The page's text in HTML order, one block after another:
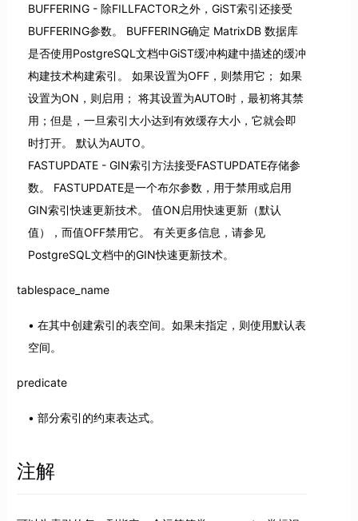
BUFFERING - 除FILLFACTOR之外，GiST索引还接受
BUFFERING参数。 BUFFERING确定 MatrixDB 数据库
是否使用PostgreSQL文档中GiST缓冲构建中描述的缓冲
构建技术构建索引。 如果设置为OFF，则禁用它； 如果
设置为ON，则启用； 将其设置为AUTO时，最初将其禁
用；但是，一旦索引大小达到有效缓存大小，它就会即
时打开。 默认为AUTO。
FASTUPDATE - GIN索引方法接受FASTUPDATE存储参
数。 FASTUPDATE是一个布尔参数，用于禁用或启用
GIN索引快速更新技术。 值ON启用快速更新（默认
值），而值OFF禁用它。 有关更多信息，请参见
PostgreSQL文档中的GIN快速更新技术。
tablespace_name
在其中创建索引的表空间。如果未指定，则使用默认表
空间。
predicate
部分索引的约束表达式。
注解